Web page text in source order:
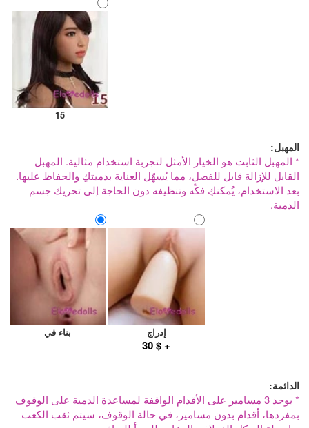
15
المهبل:
* المهبل الثابت هو الخيار الأمثل لتجربة استخدام مثالية. المهبل
القابل للإزالة قابل للفصل، مما يُسهّل العناية بدميتكِ والحفاظ عليها.
بعد الاستخدام، يُمكنكِ فكّه وتنظيفه دون الحاجة إلى تحريك جسم
الدمية.
بناء في إدراج
+ $ 30
الدائمة:
* يوجد 3 مسامير على الأقدام الواقفة لمساعدة الدمية على الوقوف
بمفردها، أقدام بدون مسامير، في حالة الوقوف، سيتم ثقب الكعب